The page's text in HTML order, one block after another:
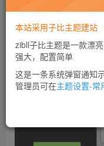
软件截图：
1、可以批量改图片的
本站采用子比主题建站
zibll子比主题是一款漂
强大，配置简单
这是一条系统弹窗通知
管理员可在主题设置-常